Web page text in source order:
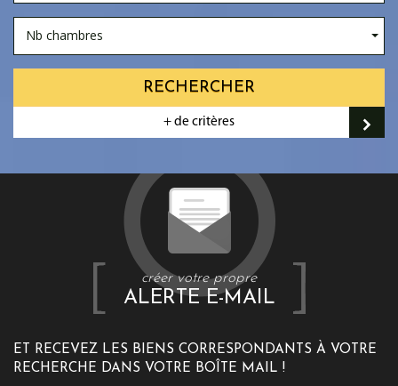
Nb chambres
RECHERCHER
+ de critères
créer votre propre
ALERTE E-MAIL
ET RECEVEZ LES BIENS CORRESPONDANTS À VOTRE
RECHERCHE DANS VOTRE BOÎTE MAIL !